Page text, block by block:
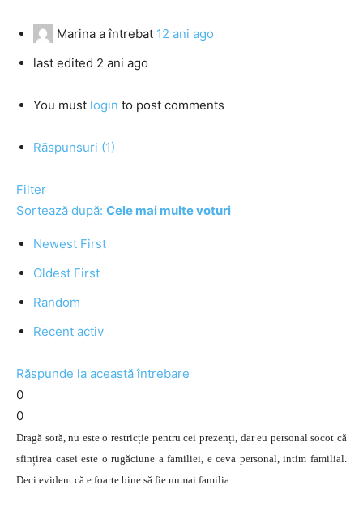
Marina a întrebat 12 ani ago
last edited 2 ani ago
You must login to post comments
Răspunsuri (1)
Filter
Sortează după: Cele mai multe voturi
Newest First
Oldest First
Random
Recent activ
Răspunde la această întrebare
0
0
Dragă soră, nu este o restricție pentru cei prezenți, dar eu personal socot că
sfințirea casei este o rugăciune a familiei, e ceva personal, intim familial.
Deci evident că e foarte bine să fie numai familia.